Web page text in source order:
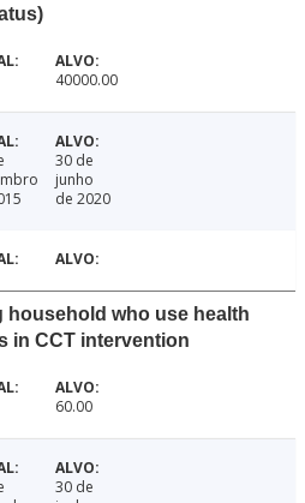
40000.00
30 de
junho
de 2020
household who use health
in CCT intervention
60.00
30 de